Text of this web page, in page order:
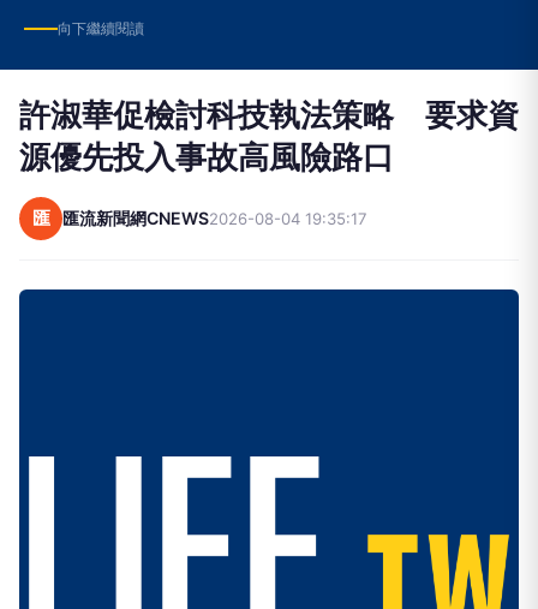
向下繼續閱讀
許淑華促檢討科技執法策略 要求資
源優先投入事故高風險路口
匯 匯流新聞網CNEWS2026-08-04 19:35:17